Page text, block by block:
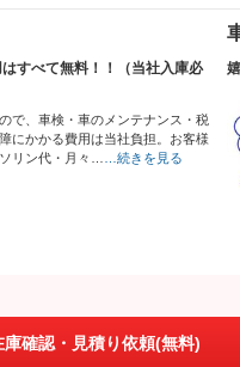
すべて無料！！（当社入庫必
で、車検・車のメンテナンス・税
にかかる費用は当社負担。お客様
リン代・月々…
…続きを見る
庫確認・見積り依頼(無料)